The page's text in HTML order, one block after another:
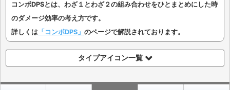
コンボDPSとは、わざ１とわざ２の組み合わせをひとまとめにした時
のダメージ効率の考え方です。
詳しくは 「コンボDPS」 のページで解説されております。
タイプアイコン一覧